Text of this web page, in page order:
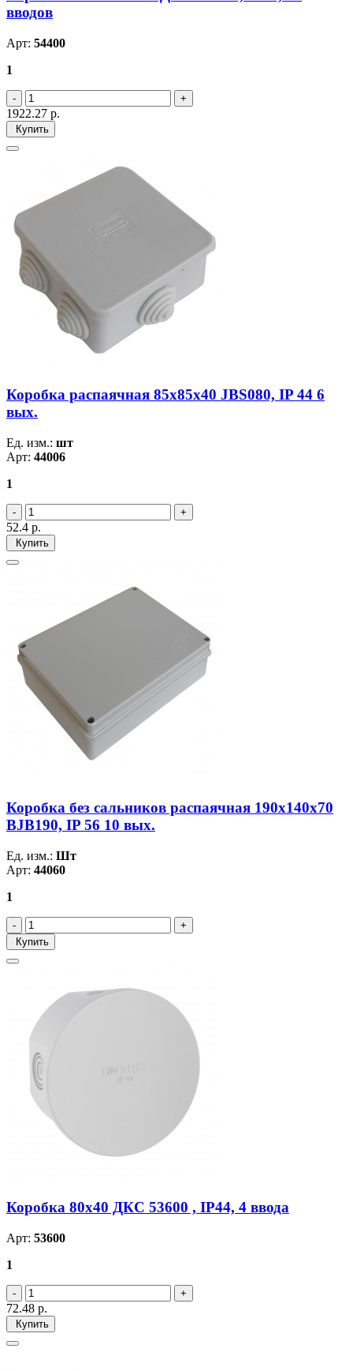
вводов
Арт: 54400
1
1922.27 р.
Купить
Коробка распаячная 85х85х40 JBS080, IP 44 6
вых.
Ед. изм.: шт
Арт: 44006
1
52.4 р.
Купить
Коробка без сальников распаячная 190х140х70
BJB190, IP 56 10 вых.
Ед. изм.: Шт
Арт: 44060
1
Купить
Коробка 80х40 ДКС 53600 , IP44, 4 ввода
Арт: 53600
1
72.48 р.
Купить